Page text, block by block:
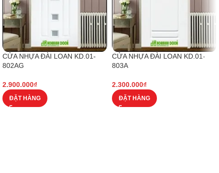
CỬA NHỰA ĐÀI LOAN KD.01-
802AG
2.900.000₫
ĐẶT HÀNG
CỬA NHỰA ĐÀI LOAN KD.01-
803A
2.300.000₫
ĐẶT HÀNG